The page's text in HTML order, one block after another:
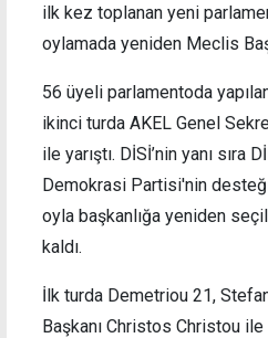
ilk kez toplanan yeni
oylamada yeniden Meclis
56 üyeli parlamentoda
ikinci turda AKEL Genel
ile yarıştı. DİSİ’nin yanı sıra
Demokrasi Partisi'nin
oyla başkanlığa yeniden
kaldı.
İlk turda Demetriou 21,
Başkanı Christos Christou